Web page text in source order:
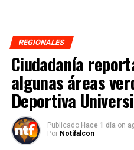
REGIONALES
Ciudadanía
algunas áreas
Deportiva
Publicado Hace 1 día on
Por Notifalcon